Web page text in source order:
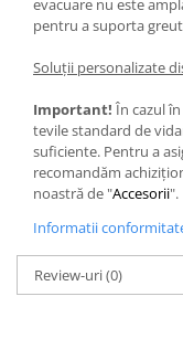
evacuare nu este
pentru a suporta
Soluții personalizate
Important! În cazul
tevile standard de
suficiente. Pentru a
recomandăm
noastră de "Accesorii".
Informatii
Review-uri(0)